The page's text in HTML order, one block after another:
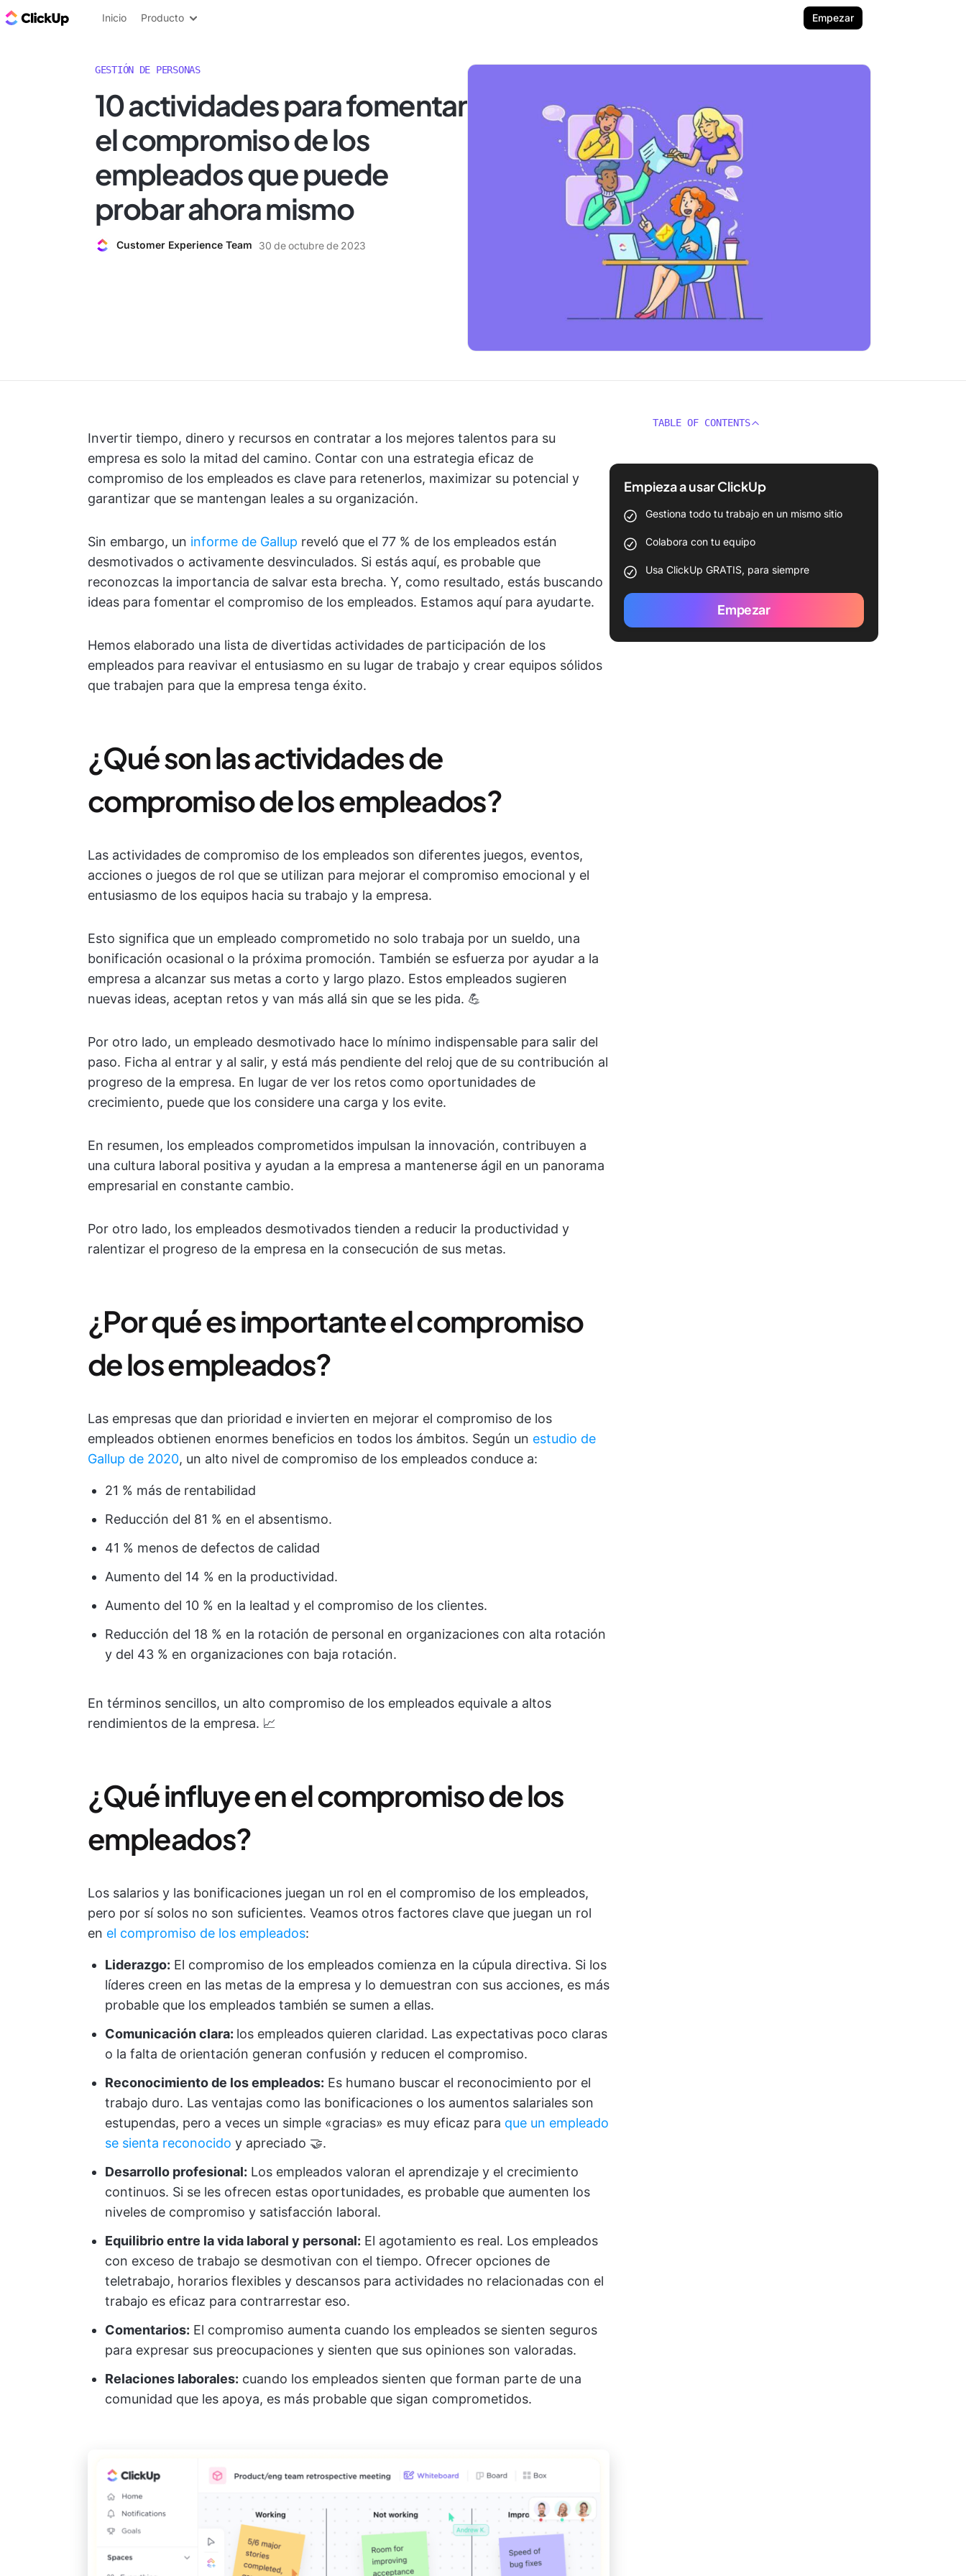
ClickUp Blog
Inicio Producto Empezar
GESTIÓN DE PERSONAS
10 actividades para fomentar
el compromiso de los
empleados que puede
probar ahora mismo
Customer Experience Team 30 de octubre de 2023
Invertir tiempo, dinero y recursos en contratar a los mejores talentos para su
empresa es solo la mitad del camino. Contar con una estrategia eficaz de
compromiso de los empleados es clave para retenerlos, maximizar su potencial y
garantizar que se mantengan leales a su organización.
Sin embargo, un informe de Gallup reveló que el 77 % de los empleados están
desmotivados o activamente desvinculados. Si estás aquí, es probable que
reconozcas la importancia de salvar esta brecha. Y, como resultado, estás buscando
ideas para fomentar el compromiso de los empleados. Estamos aquí para ayudarte.
Hemos elaborado una lista de divertidas actividades de participación de los
empleados para reavivar el entusiasmo en su lugar de trabajo y crear equipos sólidos
que trabajen para que la empresa tenga éxito.
¿Qué son las actividades de
compromiso de los empleados?
Las actividades de compromiso de los empleados son diferentes juegos, eventos,
acciones o juegos de rol que se utilizan para mejorar el compromiso emocional y el
entusiasmo de los equipos hacia su trabajo y la empresa.
Esto significa que un empleado comprometido no solo trabaja por un sueldo, una
bonificación ocasional o la próxima promoción. También se esfuerza por ayudar a la
empresa a alcanzar sus metas a corto y largo plazo. Estos empleados sugieren
nuevas ideas, aceptan retos y van más allá sin que se les pida. 💪
Por otro lado, un empleado desmotivado hace lo mínimo indispensable para salir del
paso. Ficha al entrar y al salir, y está más pendiente del reloj que de su contribución al
progreso de la empresa. En lugar de ver los retos como oportunidades de
crecimiento, puede que los considere una carga y los evite.
En resumen, los empleados comprometidos impulsan la innovación, contribuyen a
una cultura laboral positiva y ayudan a la empresa a mantenerse ágil en un panorama
empresarial en constante cambio.
Por otro lado, los empleados desmotivados tienden a reducir la productividad y
ralentizar el progreso de la empresa en la consecución de sus metas.
¿Por qué es importante el compromiso
de los empleados?
Las empresas que dan prioridad e invierten en mejorar el compromiso de los
empleados obtienen enormes beneficios en todos los ámbitos. Según un estudio de
Gallup de 2020, un alto nivel de compromiso de los empleados conduce a:
21 % más de rentabilidad
Reducción del 81 % en el absentismo.
41 % menos de defectos de calidad
Aumento del 14 % en la productividad.
Aumento del 10 % en la lealtad y el compromiso de los clientes.
Reducción del 18 % en la rotación de personal en organizaciones con alta rotación
y del 43 % en organizaciones con baja rotación.
En términos sencillos, un alto compromiso de los empleados equivale a altos
rendimientos de la empresa. 📈
¿Qué influye en el compromiso de los
empleados?
Los salarios y las bonificaciones juegan un rol en el compromiso de los empleados,
pero por sí solos no son suficientes. Veamos otros factores clave que juegan un rol
en el compromiso de los empleados:
Liderazgo: El compromiso de los empleados comienza en la cúpula directiva. Si los
líderes creen en las metas de la empresa y lo demuestran con sus acciones, es más
probable que los empleados también se sumen a ellas.
Comunicación clara: los empleados quieren claridad. Las expectativas poco claras
o la falta de orientación generan confusión y reducen el compromiso.
Reconocimiento de los empleados: Es humano buscar el reconocimiento por el
trabajo duro. Las ventajas como las bonificaciones o los aumentos salariales son
estupendas, pero a veces un simple «gracias» es muy eficaz para que un empleado
se sienta reconocido y apreciado 🤝.
Desarrollo profesional: Los empleados valoran el aprendizaje y el crecimiento
continuos. Si se les ofrecen estas oportunidades, es probable que aumenten los
niveles de compromiso y satisfacción laboral.
Equilibrio entre la vida laboral y personal: El agotamiento es real. Los empleados
con exceso de trabajo se desmotivan con el tiempo. Ofrecer opciones de
teletrabajo, horarios flexibles y descansos para actividades no relacionadas con el
trabajo es eficaz para contrarrestar eso.
Comentarios: El compromiso aumenta cuando los empleados se sienten seguros
para expresar sus preocupaciones y sienten que sus opiniones son valoradas.
Relaciones laborales: cuando los empleados sienten que forman parte de una
comunidad que les apoya, es más probable que sigan comprometidos.
TABLE OF CONTENTS
Empieza a usar ClickUp
Gestiona todo tu trabajo en un mismo sitio
Colabora con tu equipo
Usa ClickUp GRATIS, para siempre
Empezar